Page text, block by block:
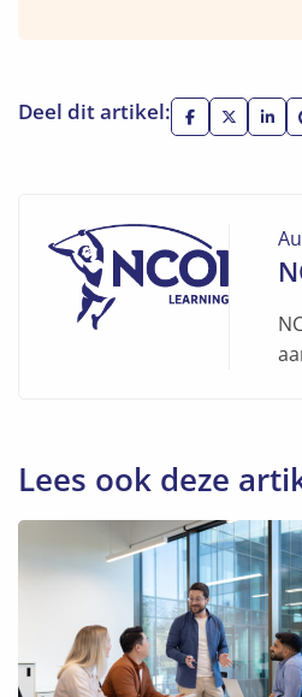
verbindend
communiceren"
Deel dit artikel:
Deel
Deel
Deel
Lees ook deze
Lees
meer
Samenwerken
de